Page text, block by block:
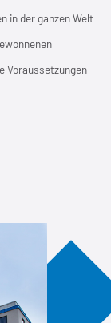
in der ganzen Welt
Voraussetzungen